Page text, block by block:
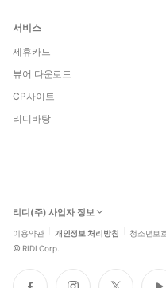
서비스
제휴카드
뷰어 다운로드
CP사이트
리디바탕
리디(주) 사업자 정보
이용약관 개인정보 처리방침 청소년보
© RIDI Corp.